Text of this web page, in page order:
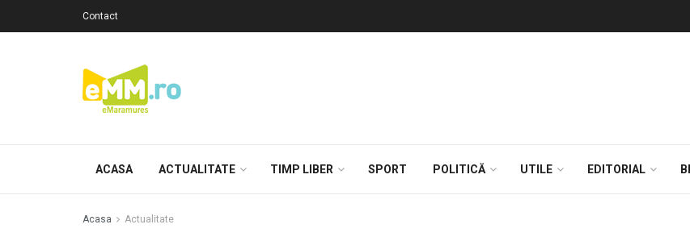
Contact
ACASA ACTUALITATE TIMP LIBER SPORT POLITICĂ UTILE EDITORIAL
Acasa Actualitate